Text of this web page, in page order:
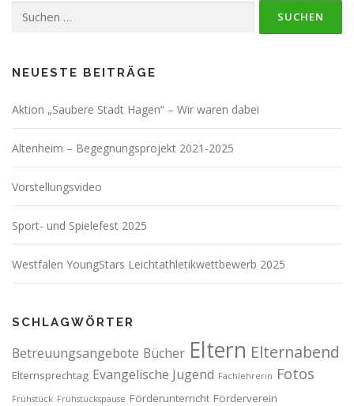
Suchen
NEUESTE BEITRÄGE
Aktion „Saubere Stadt Hagen“ – Wir waren dabei
Altenheim – Begegnungsprojekt 2021-2025
Vorstellungsvideo
Sport- und Spielefest 2025
Westfalen YoungStars Leichtathletikwettbewerb 2025
SCHLAGWÖRTER
Betreuungsangebote Bücher Eltern Elternabend
Elternsprechtag Evangelische Jugend Fachlehrerin Fotos
Frühstück Frühstückspause Förderunterricht Förderverein